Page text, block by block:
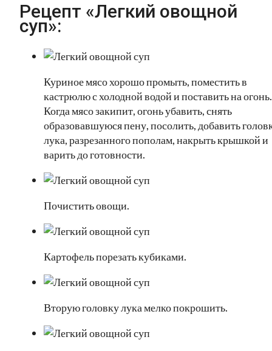
Рецепт «Легкий овощной
суп»:
Куриное мясо хорошо промыть, поместить в
кастрюлю с холодной водой и поставить на огонь.
Когда мясо закипит, огонь убавить, снять
образовавшуюся пену, посолить, добавить
лука, разрезанного пополам, накрыть крышкой и
варить до готовности.
Почистить овощи.
Картофель порезать кубиками.
Вторую головку лука мелко покрошить.